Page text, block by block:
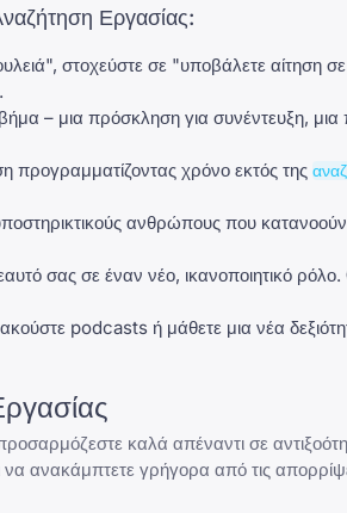
Εργασίας:
στοχεύστε σε "υποβάλετε αίτηση
– μια πρόσκληση για συνέντευξη, μια
προγραμματίζοντας χρόνο εκτός της
ανθρώπους που
σας σε έναν νέο, ικανοποιητικό
podcasts ή μάθετε μια νέα
καλά απέναντι σε
ανακάμπτετε γρήγορα από τις